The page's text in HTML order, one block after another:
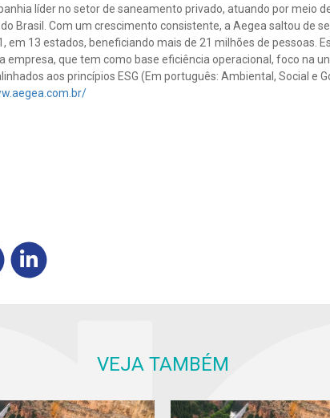
líder no setor de saneamento privado, atuando por meio
Brasil. Com um crescimento consistente, a Aegea saltou de
em 13 estados, beneficiando mais de 21 milhões de pessoas.
empresa, que tem como base eficiência operacional, foco na
aos princípios ESG (Em português: Ambiental, Social e
VEJA TAMBÉM